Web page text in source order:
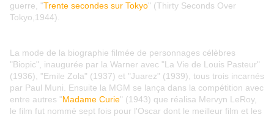
guerre, "Trente secondes sur Tokyo" (Thirty Seconds Over
Tokyo,1944).
La mode de la biographie filmée de personnages célèbres
"Biopic", inaugurée par la Warner avec "La Vie de Louis Pasteur"
(1936), "Emile Zola" (1937) et "Juarez" (1939), tous trois incarnés
par Paul Muni. Ensuite la MGM se lança dans la compétition avec
entre autres "Madame Curie" (1943) que réalisa Mervyn LeRoy,
le film fut nommé sept fois pour l'Oscar dont le meilleur film et les